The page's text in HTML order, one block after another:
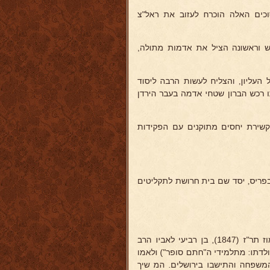
האלה הוכרח לעזוב את ראל"צ
וראשונה הציל את אדמות מתולה,
והצליח לעשות הרבה ליסוד
רכש הברון שטחי אדמה בעבר הירדן
יחסים מתוקנים עם הפקידות
עזב את הארץ והתישב בפריס, יסד שם בית חרושת לתקליטים
לאביו הרב
מתלמידי ה"חתם סופר") ולאמו
והתישבו בירושלים. המ שיך